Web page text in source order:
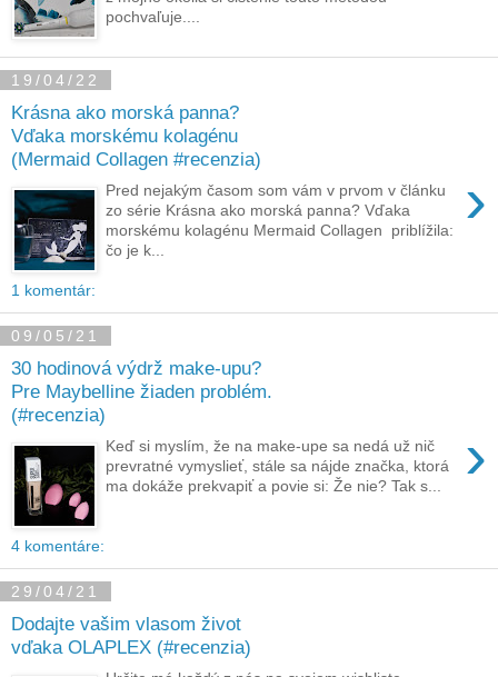
pochvaľuje....
19/04/22
Krásna ako morská panna?
Vďaka morskému kolagénu
(Mermaid Collagen #recenzia)
›
Pred nejakým časom som vám v prvom v článku
zo série Krásna ako morská panna? Vďaka
morskému kolagénu Mermaid Collagen priblížila:
čo je k...
1 komentár:
09/05/21
30 hodinová výdrž make-upu?
Pre Maybelline žiaden problém.
(#recenzia)
›
Keď si myslím, že na make-upe sa nedá už nič
prevratné vymyslieť, stále sa nájde značka, ktorá
ma dokáže prekvapiť a povie si: Že nie? Tak s...
4 komentáre:
29/04/21
Dodajte vašim vlasom život
vďaka OLAPLEX (#recenzia)